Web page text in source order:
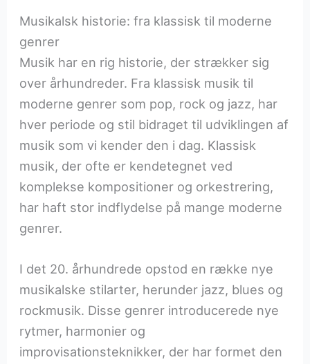
Musikalsk historie: fra klassisk til moderne
genrer
Musik har en rig historie, der strækker sig
over århundreder. Fra klassisk musik til
moderne genrer som pop, rock og jazz, har
hver periode og stil bidraget til udviklingen af
musik som vi kender den i dag. Klassisk
musik, der ofte er kendetegnet ved
komplekse kompositioner og orkestrering,
har haft stor indflydelse på mange moderne
genrer.
I det 20. århundrede opstod en række nye
musikalske stilarter, herunder jazz, blues og
rockmusik. Disse genrer introducerede nye
rytmer, harmonier og
improvisationsteknikker, der har formet den